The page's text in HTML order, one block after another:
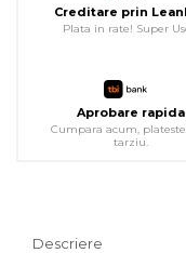
Creditare prin
Plata in rate! Super
Aprobare rapida
Cumpara acum,
tarziu.
Descriere